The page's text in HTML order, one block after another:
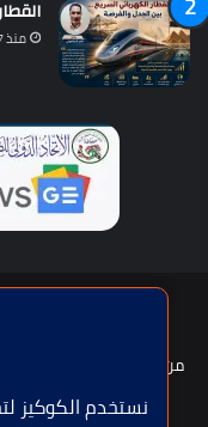
نستخدم الكوكيز
منذ 7 أيام
حقوق النشر © | جميع
من نحن؟